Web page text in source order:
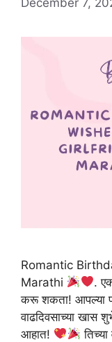
December 7,
Romantic
Marathi
.
करू शकता! आपल्या
वाढदिवसाच्या खास
आहात!